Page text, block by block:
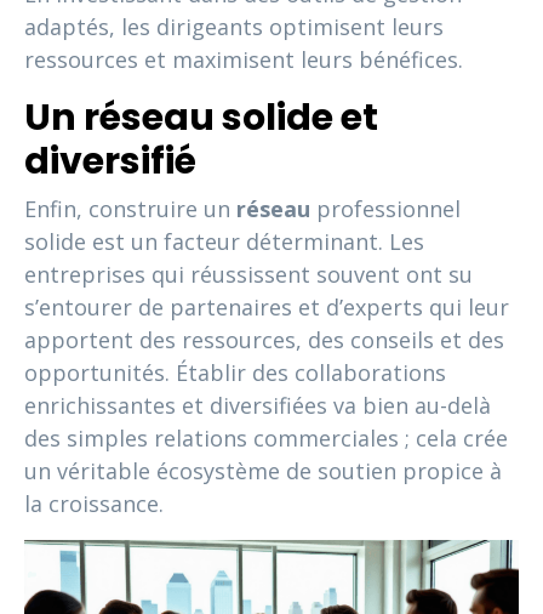
adaptés, les dirigeants optimisent leurs
ressources et maximisent leurs bénéfices.
Un réseau solide et
diversifié
Enfin, construire un réseau professionnel
solide est un facteur déterminant. Les
entreprises qui réussissent souvent ont su
s’entourer de partenaires et d’experts qui leur
apportent des ressources, des conseils et des
opportunités. Établir des collaborations
enrichissantes et diversifiées va bien au-delà
des simples relations commerciales ; cela crée
un véritable écosystème de soutien propice à
la croissance.